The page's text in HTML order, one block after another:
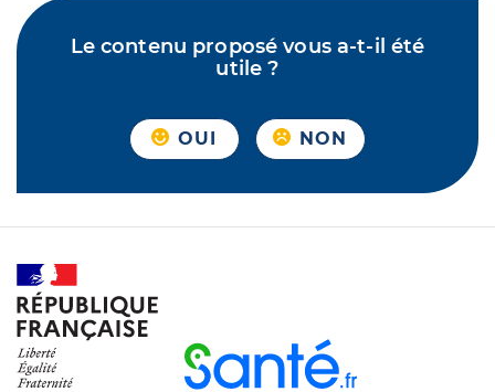
Le contenu proposé vous a-t-il été
utile ?
OUI NON